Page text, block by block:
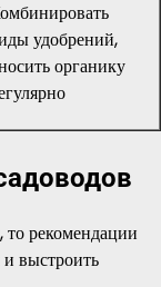
удобрений,
органику
то рекомендации
выстроить